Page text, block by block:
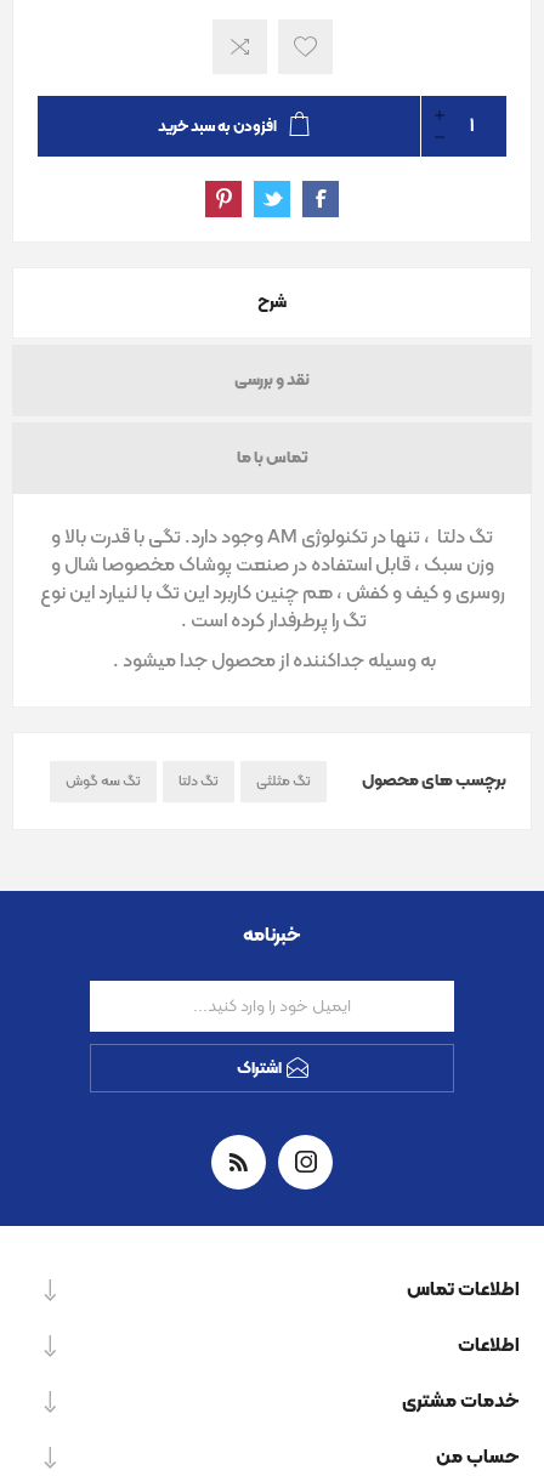
افزودن به سبد خرید
شرح
نقد و بررسی
تماس با ما
تگ دلتا ، تنها در تکنولوژی AM وجود دارد. تگی با قدرت بالا و
وزن سبک ، قابل استفاده در صنعت پوشاک مخصوصا شال و
روسری و کیف و کفش ، هم چنین کاربرد این تگ با لنیارد این نوع
تگ را پرطرفدار کرده است .
به وسیله جداکننده از محصول جدا میشود .
برچسب های محصول تگ مثلثی تگ دلتا تگ سه گوش
خبرنامه
اشتراک
اطلاعات تماس
اطلاعات
خدمات مشتری
حساب من